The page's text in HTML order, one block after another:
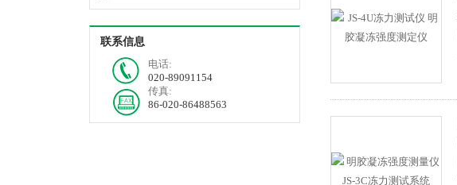
联系信息
电话:
020-89091154
传真:
86-020-86488563